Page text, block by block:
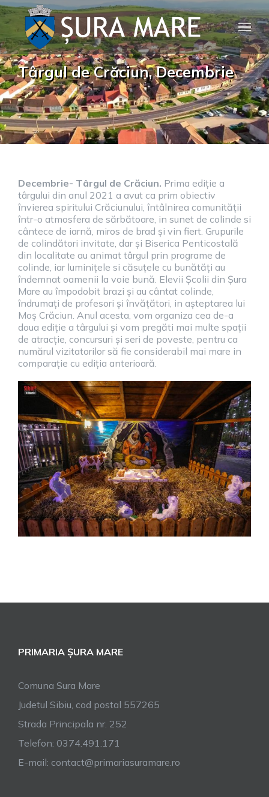
Skip
content
Târgul de Crăciun, Decembrie
Decembrie- Târgul de Crăciun. Prima ediție a
târgului din anul 2021 a avut ca prim obiectiv
învierea spiritului Crăciunului, întâlnirea comunității
într-o atmosfera de sărbătoare, in sunet de colinde si
cântece de iarnă, miros de brad și vin fiert. Grupurile
de colindători invitate, dar și Biserica Penticostală
din localitate au animat târgul prin programe de
colinde, iar luminițele si căsuțele cu bunătăți au
îndemnat oamenii la voie bună. Elevii Școlii din Șura
Mare au împodobit brazi și au cântat colinde,
îndrumați de profesori și învățători, in așteptarea lui
Moș Crăciun. Anul acesta, vom organiza cea de-a
doua ediție a târgului și vom pregăti mai multe spații
de atracție, concursuri și seri de poveste, pentru ca
numărul vizitatorilor să fie considerabil mai mare in
comparație cu ediția anterioară.
PRIMARIA ȘURA MARE
Comuna Sura Mare
Judetul Sibiu, cod postal 557265
Strada Principala nr. 252
Telefon: 0374.491.171
E-mail: contact@primariasuramare.ro